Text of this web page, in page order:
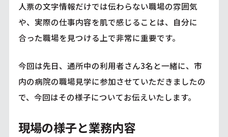
人票の文字情報だけでは伝わらない職場の雰囲気
や、実際の仕事内容を肌で感じることは、自分に
合った職場を見つける上で非常に重要です。
今回は先日、通所中の利用者さん3名と一緒に、市
内の病院の職場見学に参加させていただきましたの
で、今回はその様子についてお伝えいたします。
現場の様子と業務内容